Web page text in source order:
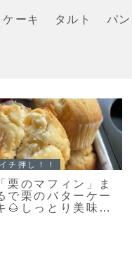
ケーキ タルト パン
イチ押し！！
「ホットケーキミッ
スで作る濃厚ガト
ショコラマフィ